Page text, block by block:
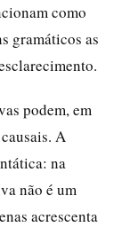
como
gramáticos as
podem, em
A
na
não é um
acrescenta